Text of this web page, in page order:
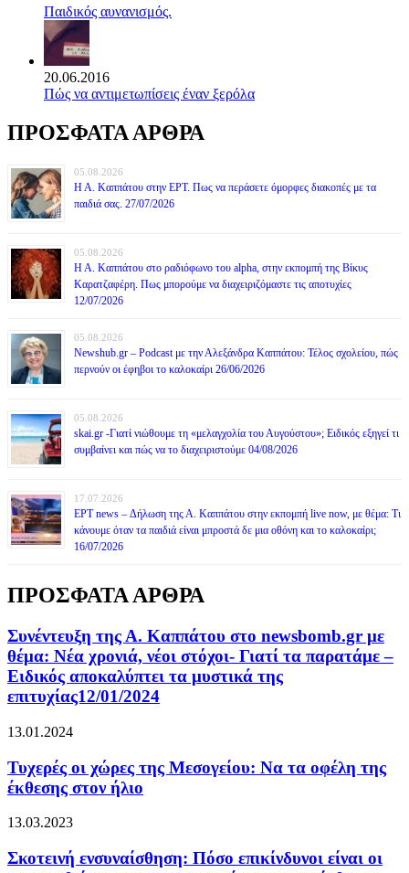
Παιδικός αυνανισμός.
20.06.2016
Πώς να αντιμετωπίσεις έναν ξερόλα
ΠΡΟΣΦΑΤΑ ΑΡΘΡΑ
05.08.2026
Η Α. Καππάτου στην ΕΡΤ. Πως να περάσετε όμορφες διακοπές με τα
παιδιά σας. 27/07/2026
05.08.2026
Η Α. Καππάτου στο ραδιόφωνο του alpha, στην εκπομπή της Βίκυς
Καρατζαφέρη. Πως μπορούμε να διαχειριζόμαστε τις αποτυχίες
12/07/2026
05.08.2026
Newshub.gr – Podcast με την Αλεξάνδρα Καππάτου: Τέλος σχολείου, πώς
περνούν οι έφηβοι το καλοκαίρι 26/06/2026
05.08.2026
skai.gr -Γιατί νιώθουμε τη «μελαγχολία του Αυγούστου»; Ειδικός εξηγεί τι
συμβαίνει και πώς να το διαχειριστούμε 04/08/2026
17.07.2026
ΕΡΤ news – Δήλωση της Α. Καππάτου στην εκπομπή live now, με θέμα: Τι
κάνουμε όταν τα παιδιά είναι μπροστά δε μια οθόνη και το καλοκαίρι;
16/07/2026
ΠΡΟΣΦΑΤΑ ΑΡΘΡΑ
Συνέντευξη της Α. Καππάτου στο newsbomb.gr με
θέμα: Νέα χρονιά, νέοι στόχοι- Γιατί τα παρατάμε –
Ειδικός αποκαλύπτει τα μυστικά της
επιτυχίας12/01/2024
13.01.2024
Τυχερές οι χώρες της Μεσογείου: Να τα οφέλη της
έκθεσης στον ήλιο
13.03.2023
Σκοτεινή ενσυναίσθηση: Πόσο επικίνδυνοι είναι οι